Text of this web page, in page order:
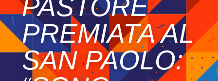
PASTORE
PREMIATA AL
SAN PAOLO: